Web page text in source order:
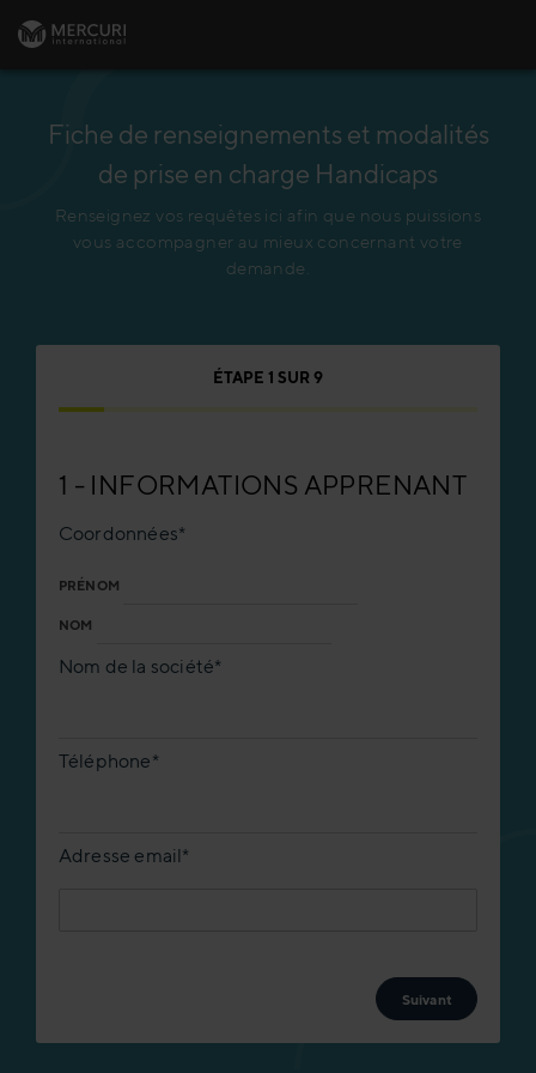
Fiche de renseignements et modalités
de prise en charge Handicaps
Renseignez vos requêtes ici afin que nous puissions
vous accompagner au mieux concernant votre
demande.
ÉTAPE 1 SUR 9
1 - INFORMATIONS APPRENANT
Coordonnées*
PRÉNOM
NOM
Nom de la société*
Téléphone*
Adresse email*